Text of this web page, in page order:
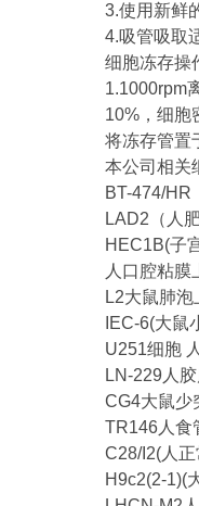
3.使用新鲜
4.吸管吸取
细胞冻存操
1.1000rpm
10%，细胞
将冻存管置
本公司相关
BT-474/HR
LAD2（人
HEC1B(子
人口腔粘膜
L2大鼠肺
IEC-6(大鼠
U251细胞
LN-229人
CG4大鼠少
TR146人食
C28/I2(人
H9c2(2-1)(